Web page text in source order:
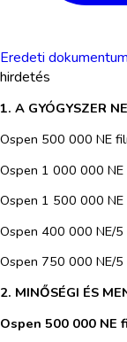
Eredeti
hirdetés
1. A GYÓGYSZER
Ospen 500 000 NE
Ospen 1 000 000
Ospen 1 500 000
Ospen 400 000 NE/
Ospen 750 000 NE/
2. MINŐSÉGI ÉS
Ospen 500 000 NE